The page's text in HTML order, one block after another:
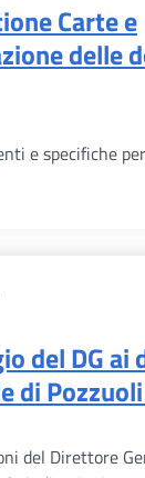
Carte e
delle
e specifiche
del DG ai
di
del Direttore